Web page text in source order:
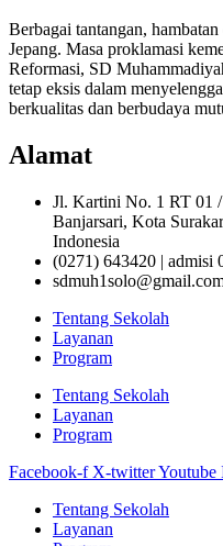
Berbagai tantangan,
Jepang. Masa proklamasi
Reformasi, SD
tetap eksis dalam
berkualitas dan berbudaya
Alamat
Jl. Kartini No. 1 RT 01
Banjarsari, Kota
Indonesia
(0271) 643420 | admisi
Tentang Sekolah
Layanan
Program
Tentang Sekolah
Layanan
Program
Facebook-f X-twitterYoutube
Tentang Sekolah
Layanan